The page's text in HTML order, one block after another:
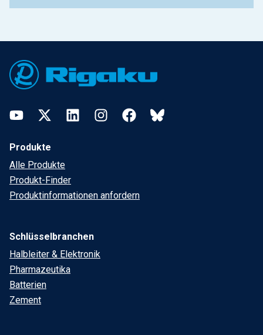
YouTubeTwitter LinkedInInstagramFacebookBluesky
Produkte
Alle Produkte
Produkt-Finder
Produktinformationen anfordern
Schlüsselbranchen
Halbleiter & Elektronik
Pharmazeutika
Batterien
Zement